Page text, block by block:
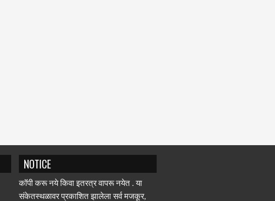
NOTICE
कॉपी करू नये किवा इतरत्र वापरू नयेत . या
संकेतस्थळावर प्रकाशित झालेला सर्व मजकूर,
लेख आणि त्याचे हक्क 'Liveपु.वि.लोकराज्य आणि